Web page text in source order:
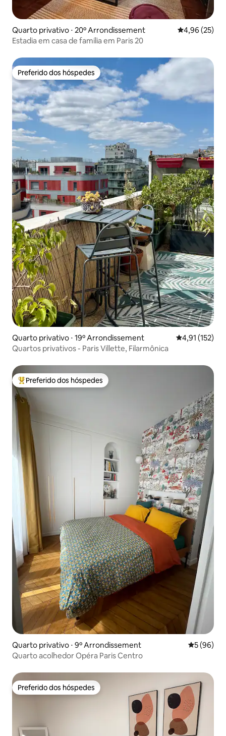
Quarto privativo ⋅ 20º Arrondissement 4,96 de uma
4,96 (25)
Estadia em casa de família em Paris 20
Preferido dos hóspedes
Preferido dos hóspedes
Quarto privativo ⋅ 19º Arrondissement 4,91 de uma
4,91 (152)
Quartos privativos - Paris Villette, Filarmônica
Entre os melhores preferidos dos hóspedes
Preferido dos hóspedes
Quarto privativo ⋅ 9º Arrondissement 5 de uma
5 (96)
Quarto acolhedor Opéra Paris Centro
Preferido dos hóspedes
Preferido dos hóspedes